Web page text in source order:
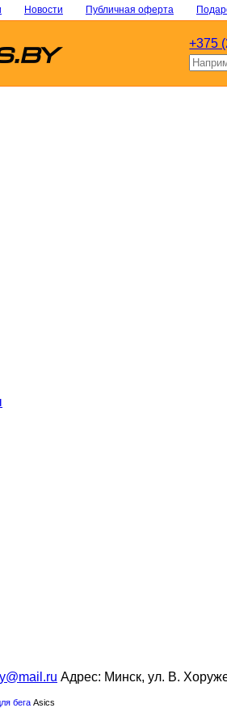
Новости Публичная оферта
+375
Адрес: Минск, ул. В.
бега Asics